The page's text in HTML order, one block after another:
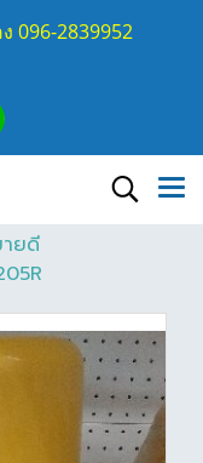
096-2839952
ยดี